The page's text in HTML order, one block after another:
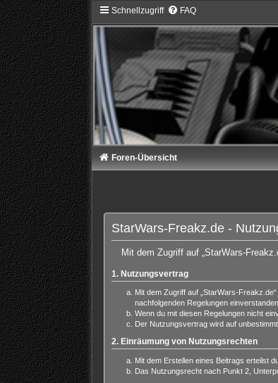
Schnellzugriff FAQ
Foren-Übersicht
StarWars-Freakz.de -
Mit dem Zugriff auf „StarWars-
1. Nutzungsvertrag
Mit dem Zugriff auf „StarWars-
nachfolgenden Regelungen einverstanden.
Wenn du mit diesen Regelungen nicht
Der Nutzungsvertrag wird auf
2. Einräumung von Nutzungsrechten
Mit dem Erstellen eines Beitrags erteilst
Das Nutzungsrecht nach Punkt 2,